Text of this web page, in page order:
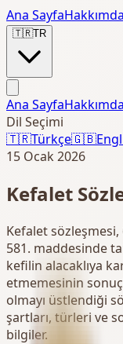
Ana SayfaHakkımda
🇹🇷TR
Ana SayfaHakkımda
Dil Seçimi
🇹🇷Türkçe🇬🇧
15 Ocak 2026
Kefalet
Kefalet sözleşmesi,
581. maddesinde
kefilin alacaklıya
etmemesinin
olmayı üstlendiği
şartları, türleri ve
bilgiler.